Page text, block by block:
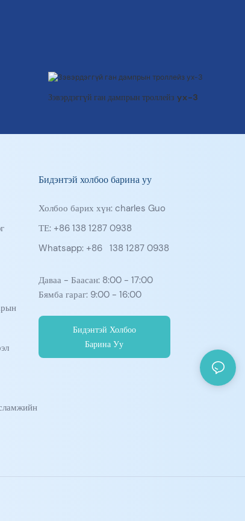
Зэвэрдэггүй ган дампрын троллейз yx-3
Бидэнтэй холбоо барина уу
Холбоо барих хүн: charles Guo
ТЕ: +86 138 1287 0938
Whatsapp: +86 138 1287 0938
Даваа - Баасан: 8:00 - 17:00
Бямба гараг: 9:00 - 16:00
Бидэнтэй Холбоо
Барина Уу